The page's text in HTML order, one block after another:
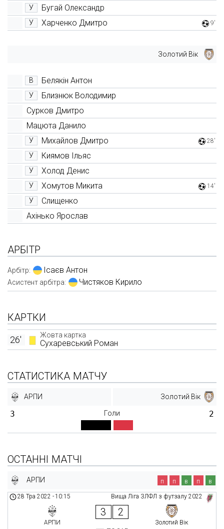
У Бугай Олександр
У Харченко Дмитро 9'
Золотий Вік
В Белякін Антон
У
Близнюк Володимир
Сурков Дмитро
Мацюта Данило
У Михайлов Дмитро 28'
У Киямов Ільяс
У Холод Денис
У Хомутов Микита 14'
У
Слищенко
Ахінько Ярослав
АРБІТР
Арбітр: Ісаєв Антон
Асистент арбітра: Чистяков Кирило
КАРТКИ
Жовта картка
Сухаревський Роман
26'
СТАТИСТИКА МАТЧУ
АРПИ Золотий Вік
3 Голи 2
ОСТАННІ МАТЧІ
АРПИ п п в п в
Вища Ліга ЗЛФЛ з футзалу 2022
28 Тра 2022 -10:15
АРПИ
3 2
Золотий Вік